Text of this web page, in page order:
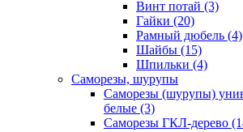
Винт потай (3)
Гайки (20)
Рамный дюбель (4)
Шайбы (15)
Шпильки (4)
Саморезы, шурупы
Саморезы (шурупы)
белые (3)
Саморезы ГКЛ-дерево